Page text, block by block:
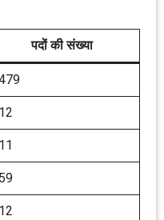
पदों की संख्या